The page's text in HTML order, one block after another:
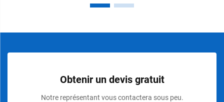
Obtenir un devis gratuit
Notre représentant vous contactera sous peu.